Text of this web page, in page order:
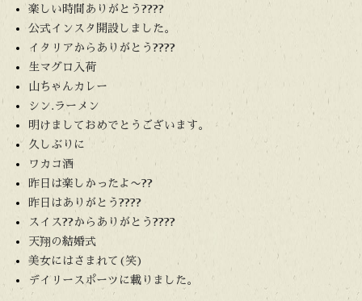
楽しい時間ありがとう????
公式インスタ開設しました。
イタリアからありがとう????
生マグロ入荷
山ちゃんカレー
シン.ラーメン
明けましておめでとうございます。
久しぶりに
ワカコ酒
昨日は楽しかったよ〜??
昨日はありがとう????
スイス??からありがとう????
天翔の結婚式
美女にはさまれて(笑)
デイリースポーツに載りました。